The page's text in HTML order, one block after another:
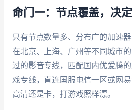
命门一：节点覆盖，决
只有节点数量多、分布广的加速
在北京、上海、广州等不同城市
过的影音专线，匹配国内优爱腾
戏专线，直连国服电信一区或网
高清还是卡，打游戏照样漂。